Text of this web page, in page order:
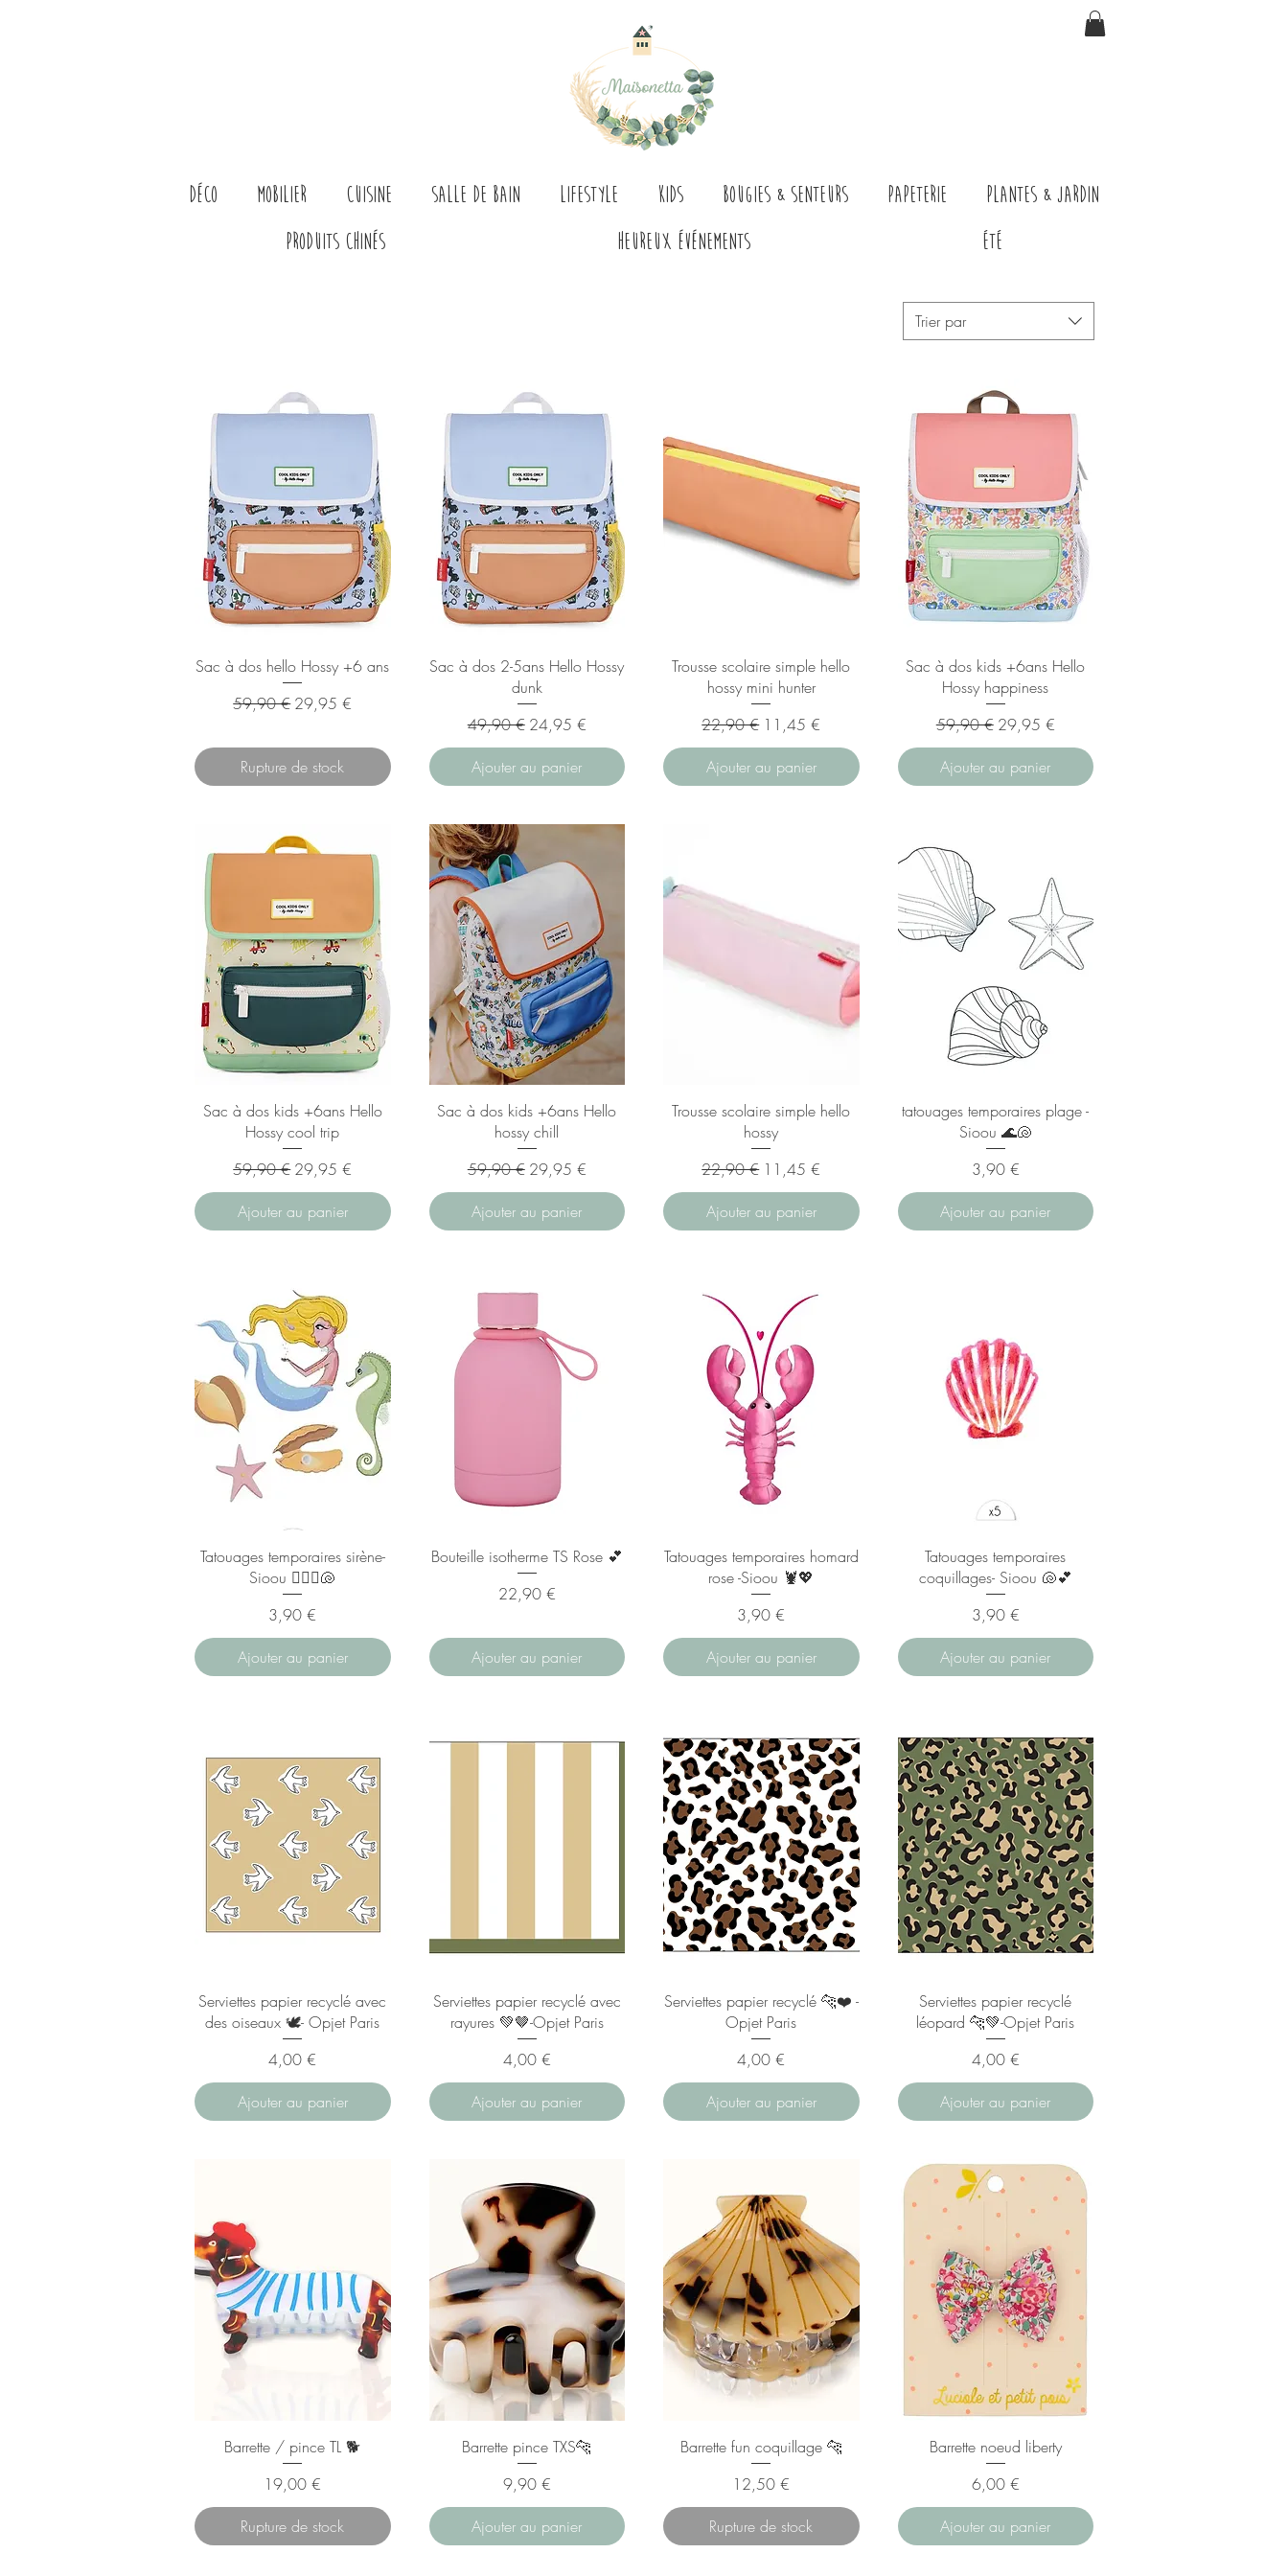
Déco Mobilier Cuisine Salle de bain Lifestyle Kids Bougies & senteurs Papeterie
Plantes & jardin
Produits chinés
Heureux événements ÉTÉ
Trier par
Sac à dos hello Hossy +6 ans
Prix original
59,90 € Prix promotionnel
29,95 €
Rupture de stock
Sac à dos 2-5ans Hello Hossy
dunk
Prix original
49,90 € Prix promotionnel
24,95 €
Ajouter au panier
Trousse scolaire simple hello
hossy mini hunter
Prix original
22,90 € Prix promotionnel
11,45 €
Ajouter au panier
Sac à dos kids +6ans Hello
Hossy happiness
Prix original
59,90 € Prix promotionnel
29,95 €
Ajouter au panier
Sac à dos kids +6ans Hello
Hossy cool trip
Prix original
59,90 € Prix promotionnel
29,95 €
Ajouter au panier
Sac à dos kids +6ans Hello
hossy chill
Prix original
59,90 € Prix promotionnel
29,95 €
Ajouter au panier
Trousse scolaire simple hello
hossy
Prix original
22,90 € Prix promotionnel
11,45 €
Ajouter au panier
tatouages temporaires plage -
Sioou 🌊🐚
Prix
3,90 €
Ajouter au panier
Tatouages temporaires sirène-
Sioou 🧜🏼‍♀️🐚
Prix
3,90 €
Ajouter au panier
Bouteille isotherme TS Rose 💕
Prix
22,90 €
Ajouter au panier
Tatouages temporaires homard
rose -Sioou 🦞💖
Prix
3,90 €
Ajouter au panier
Tatouages temporaires
coquillages- Sioou 🐚💕
Prix
3,90 €
Ajouter au panier
Serviettes papier recyclé avec
des oiseaux 🕊️- Opjet Paris
Prix
4,00 €
Ajouter au panier
Serviettes papier recyclé avec
rayures 💚🤎-Opjet Paris
Prix
4,00 €
Ajouter au panier
Serviettes papier recyclé 🐆❤️ -
Opjet Paris
Prix
4,00 €
Ajouter au panier
Serviettes papier recyclé
léopard 🐆💚-Opjet Paris
Prix
4,00 €
Ajouter au panier
Barrette / pince TL 🐕
Prix
19,00 €
Rupture de stock
Barrette pince TXS🐆
Prix
9,90 €
Ajouter au panier
Barrette fun coquillage 🐆
Prix
12,50 €
Rupture de stock
Barrette noeud liberty
Prix
6,00 €
Ajouter au panier